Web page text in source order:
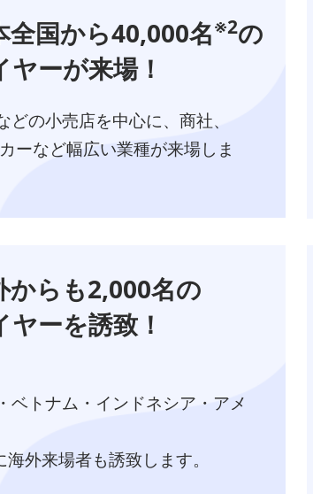
全国から40,000名※2の
ヤーが来場！
の小売店を中心に、商社、
ーなど幅広い業種が来場しま
からも2,000名の
ヤーを誘致！
ベトナム・インドネシア・アメ
外来場者も誘致します。